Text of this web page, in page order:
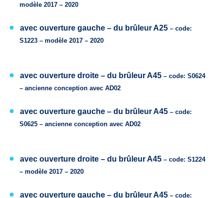
modèle 2017 – 2020
avec ouverture gauche – du brûleurA25 – code:
S1223 – modèle 2017 – 2020
avec ouverture droite – du brûleurA45 – code: S0624
– ancienne conception avec AD02
avec ouverture gauche – du brûleurA45 – code:
S0625 – ancienne conception avec AD02
avec ouverture droite – du brûleurA45 – code: S1224
– modèle 2017 – 2020
avec ouverture gauche – du brûleurA45 – code: